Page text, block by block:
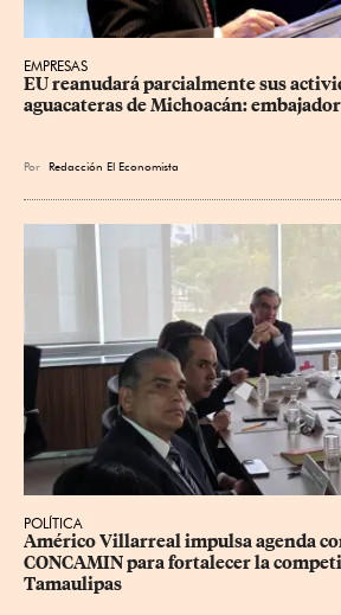
EMPRESAS
EU reanudará parcialmente sus
aguacateras de Michoacán:
Por Redacción El Economista
POLÍTICA
Américo Villarreal impulsa agenda
CONCAMIN para fortalecer la
Tamaulipas